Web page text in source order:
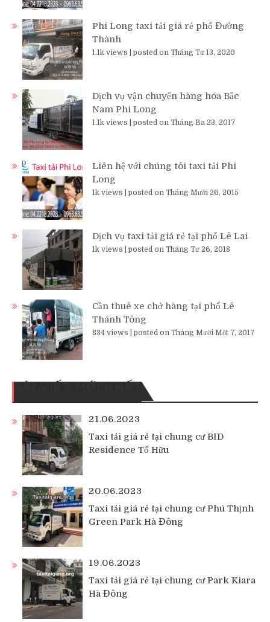
Phi Long taxi tải giá rẻ phố Đường
Thành
1.1k views posted on Tháng Tư 13, 2020
Dịch vụ vận chuyển hàng hóa Bắc
Nam Phi Long
1.1k views posted on Tháng Ba 23, 2017
Liên hệ với chúng tôi taxi tải Phi
Long
1k views posted on Tháng Mười 26, 2015
Dịch vụ taxi tải giá rẻ tại phố Lê Lai
1k views posted on Tháng Tư 26, 2018
Cần thuê xe chở hàng tại phố Lê
Thánh Tông
834 views posted on Tháng Mười Một 7, 2017
BÀI VIẾT MỚI NHẤT
21.06.2023
Taxi tải giá rẻ tại chung cư BID
Residence Tố Hữu
20.06.2023
Taxi tải giá rẻ tại chung cư Phú Thịnh
Green Park Hà Đông
19.06.2023
Taxi tải giá rẻ tại chung cư Park Kiara
Hà Đông